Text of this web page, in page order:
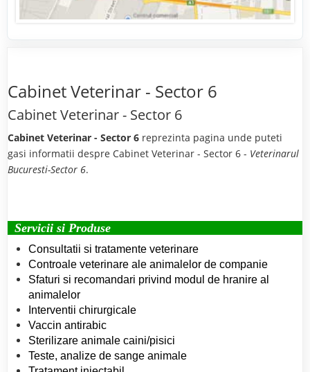
Cabinet Veterinar - Sector 6
Cabinet Veterinar - Sector 6
Cabinet Veterinar - Sector 6 reprezinta pagina unde puteti
gasi informatii despre Cabinet Veterinar - Sector 6 - Veterinarul
Bucuresti-Sector 6.
Servicii si Produse
Consultatii si tratamente veterinare
Controale veterinare ale animalelor de companie
Sfaturi si recomandari privind modul de hranire al
animalelor
Interventii chirurgicale
Vaccin antirabic
Sterilizare animale caini/pisici
Teste, analize de sange animale